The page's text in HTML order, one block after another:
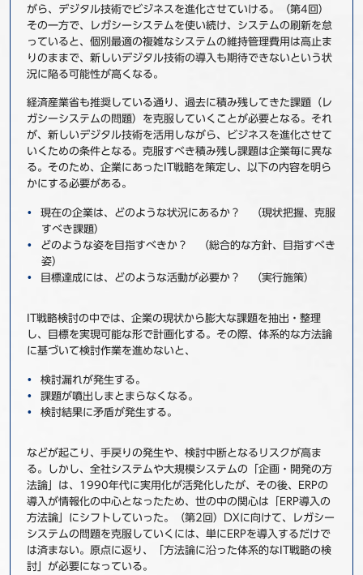
がら、デジタル技術でビジネスを進化させていける。（第4回）
その一方で、レガシーシステムを使い続け、システムの刷新を怠
っていると、個別最適の複雑なシステムの維持管理費用は高止ま
りのままで、新しいデジタル技術の導入も期待できないという状
況に陥る可能性が高くなる。
経済産業省も推奨している通り、過去に積み残してきた課題（レ
ガシーシステムの問題）を克服していくことが必要となる。それ
が、新しいデジタル技術を活用しながら、ビジネスを進化させて
いくための条件となる。克服すべき積み残し課題は企業毎に異な
る。そのため、企業にあったIT戦略を策定し、以下の内容を明ら
かにする必要がある。
現在の企業は、どのような状況にあるか？ （現状把握、克服
すべき課題）
どのような姿を目指すべきか？ （総合的な方針、目指すべき
姿）
目標達成には、どのような活動が必要か？ （実行施策）
IT戦略検討の中では、企業の現状から膨大な課題を抽出・整理
し、目標を実現可能な形で計画化する。その際、体系的な方法論
に基づいて検討作業を進めないと、
検討漏れが発生する。
課題が噴出しまとまらなくなる。
検討結果に矛盾が発生する。
などが起こり、手戻りの発生や、検討中断となるリスクが高ま
る。しかし、全社システムや大規模システムの「企画・開発の方
法論」は、1990年代に実用化が活発化したが、その後、ERPの
導入が情報化の中心となったため、世の中の関心は「ERP導入の
方法論」にシフトしていった。（第2回）DXに向けて、レガシー
システムの問題を克服していくには、単にERPを導入するだけで
は済まない。原点に返り、「方法論に沿った体系的なIT戦略の検
討」が必要になっている。